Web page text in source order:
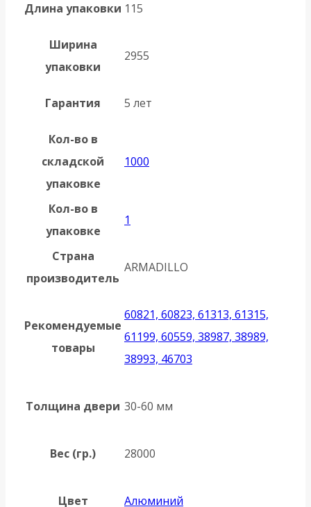
Длина упаковки 115
Ширина
упаковки
2955
Гарантия 5 лет
Кол-во в
складской
упаковке
1000
Кол-во в
упаковке
1
Страна
производитель
ARMADILLO
Рекомендуемые
товары
60821, 60823, 61313, 61315,
61199, 60559, 38987, 38989,
38993, 46703
Толщина двери 30-60 мм
Вес (гр.) 28000
Цвет Алюминий